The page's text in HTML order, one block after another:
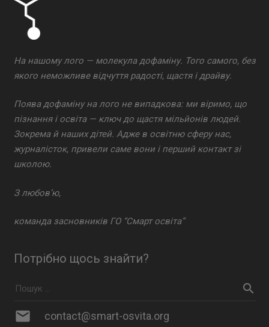
На нашому лого — молекула дофаміну. Того самого, без
якого неможливе відчуття радості, щастя і драйву.
Поява дофаміну на лого не випадкова: ми віримо, що
пізнання і освіта — ключ до щастя мільйонів людей.
Зокрема й наших дітей. Адже в освітню сферу нас,
журналісток, привели саме вони і перший контакт зі
школою.
З любов’ю,
команда засновників ГО “Смарт освіта”
Потрібно щось знайти?
mail contact@smart-osvita.org